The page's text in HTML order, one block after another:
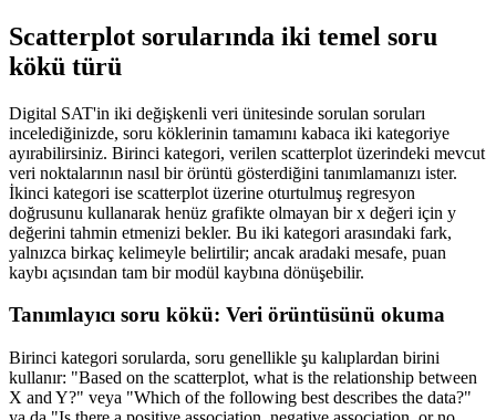
Scatterplot sorularında iki temel soru
kökü türü
Digital SAT'in iki değişkenli veri ünitesinde sorulan soruları
incelediğinizde, soru köklerinin tamamını kabaca iki kategoriye
ayırabilirsiniz. Birinci kategori, verilen scatterplot üzerindeki mevcut
veri noktalarının nasıl bir örüntü gösterdiğini tanımlamanızı ister.
İkinci kategori ise scatterplot üzerine oturtulmuş regresyon
doğrusunu kullanarak henüz grafikte olmayan bir x değeri için y
değerini tahmin etmenizi bekler. Bu iki kategori arasındaki fark,
yalnızca birkaç kelimeyle belirtilir; ancak aradaki mesafe, puan
kaybı açısından tam bir modül kaybına dönüşebilir.
Tanımlayıcı soru kökü: Veri örüntüsünü okuma
Birinci kategori sorularda, soru genellikle şu kalıplardan birini
kullanır: "Based on the scatterplot, what is the relationship between
X and Y?" veya "Which of the following best describes the data?"